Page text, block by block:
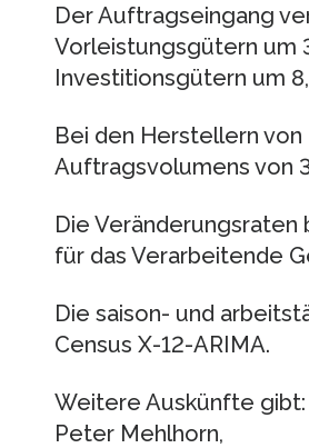
Der Auftragseingang
Vorleistungsgütern um
Investitionsgütern um
Bei den Herstellern
Auftragsvolumens von
Die
für das Verarbeitende
Die saison- und
Census X-12-ARIMA.
Weitere Auskünfte gibt:
Peter Mehlhorn,